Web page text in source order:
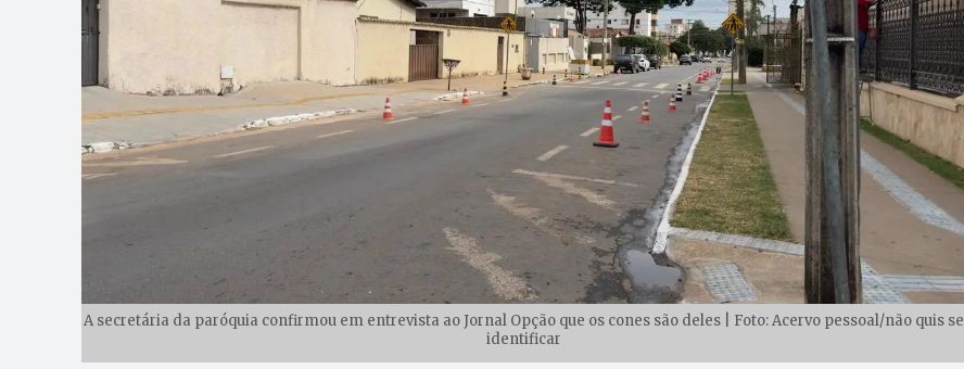
A secretária da paróquia confirmou em entrevista ao Jornal Opção que os cones são deles | Foto: Acervo pessoal/não quis se
identificar